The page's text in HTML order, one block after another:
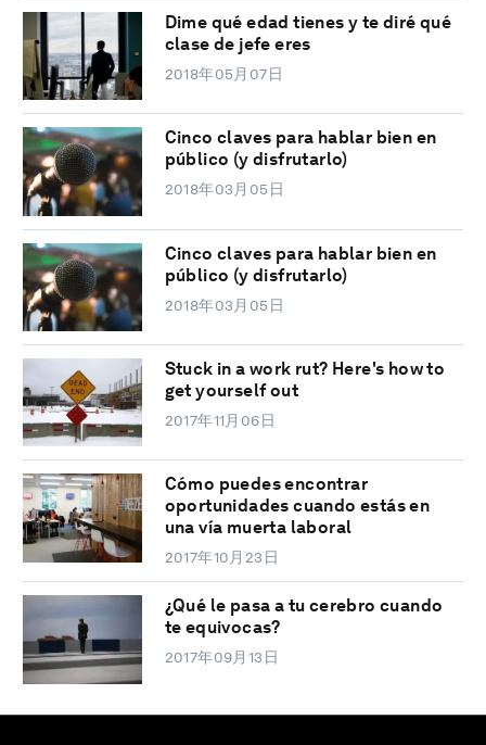
Dime qué edad tienes y te diré qué
clase de jefe eres
2018年05月07日
Cinco claves para hablar bien en
público (y disfrutarlo)
2018年03月05日
Cinco claves para hablar bien en
público (y disfrutarlo)
2018年03月05日
Stuck in a work rut? Here's how to
get yourself out
2017年11月06日
Cómo puedes encontrar
oportunidades cuando estás en
una vía muerta laboral
2017年10月23日
¿Qué le pasa a tu cerebro cuando
te equivocas?
2017年09月13日